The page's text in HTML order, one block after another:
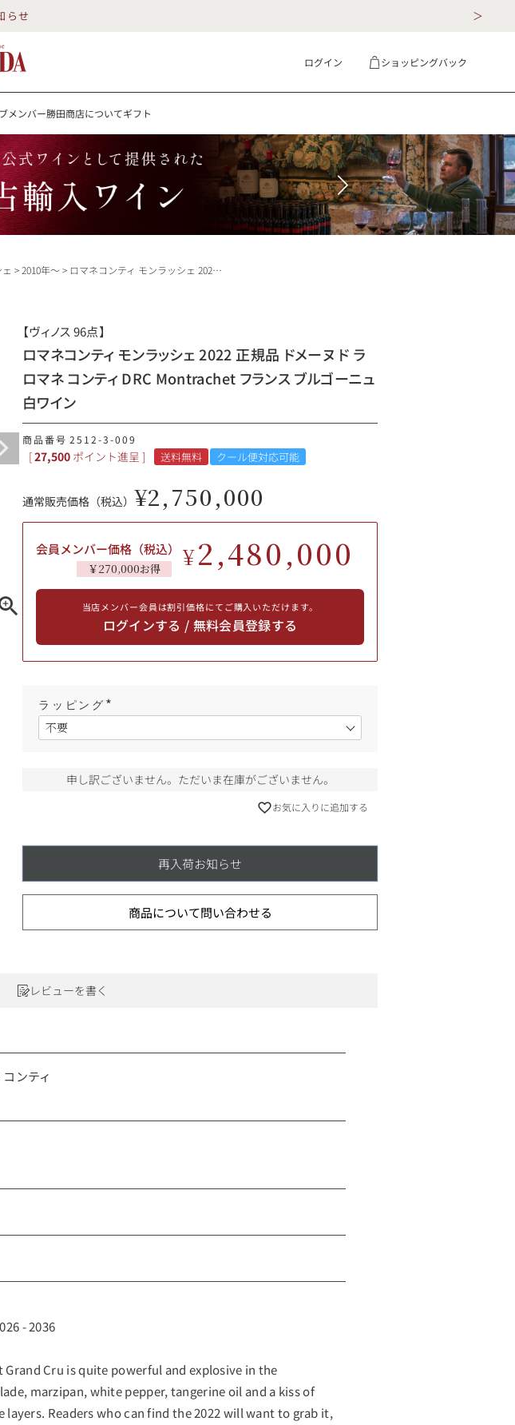
らせ
ログイン ショッピングバック
メンバー勝田商店についてギフト
らせ
メンバー勝田商店についてギフト
ロゼワイン RP100点
店について
ラッピング
ペトリュス
ブルゴーニュ
ドイツ
他国
白ワイン
円〜99,999円
LINE
2010年～ ロマネコンティ モンラッシェ 2022 正規品 ドメーヌ ド ラ ロマネ コンティ DRC Montrachet フランス ブルゴーニュ 白ワイン
【ヴィノス 96点】
ロマネコンティ モンラッシェ 2022 正規品 ドメーヌ ド ラ
ロマネ コンティ DRC Montrachet フランス ブルゴーニュ
白ワイン
商品番号 2512-3-009
[27,500 ポイント進呈 ] 送料無料 クール便対応可能
通常販売価格（税込） ¥2,750,000
会員メンバー価格（税込）
￥270,000お得 ¥2,480,000
当店メンバー会員は割引価格にてご購入いただけます。
ログインする / 無料会員登録する
ラッピング
(
須
申し訳ございません。ただいま在庫がございません。
お気に入りに追加する
再入荷お知らせ
商品について問い合わせる
レビューを書く
ンティ
- 2036
Grand Cru is quite powerful and explosive in the
marzipan, white pepper, tangerine oil and a kiss of
layers. Readers who can find the 2022 will want to grab it,